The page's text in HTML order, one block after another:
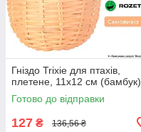
Гніздо Trixie для птахів,
плетене, 11x12 см (бамбук)
Готово до відправки
127 ₴ 136,56 ₴